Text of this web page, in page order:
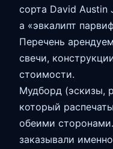
сорта David Austin
а «эвкалипт
Перечень
свечи,
стоимости.
Мудборд (эскизы,
который
обеими
заказывали